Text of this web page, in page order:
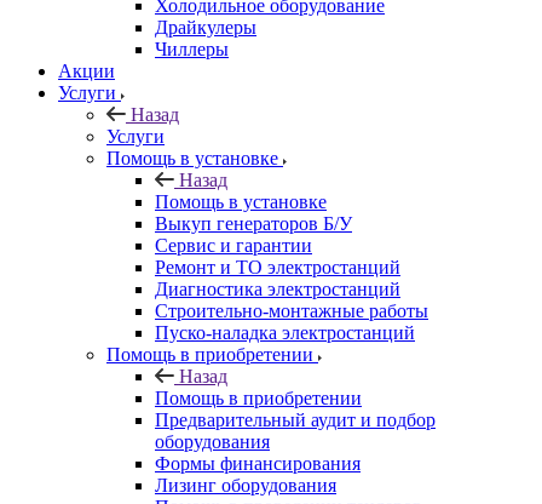
Холодильное оборудование
Драйкулеры
Чиллеры
Акции
Услуги
Назад
Услуги
Помощь в установке
Назад
Помощь в установке
Выкуп генераторов Б/У
Сервис и гарантии
Ремонт и ТО электростанций
Диагностика электростанций
Строительно-монтажные работы
Пуско-наладка электростанций
Помощь в приобретении
Назад
Помощь в приобретении
Предварительный аудит и подбор
оборудования
Формы финансирования
Лизинг оборудования